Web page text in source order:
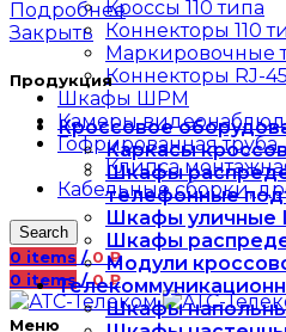
Кроссы 110 типа
Коннекторы 110
Маркировочные
Коннекторы RJ-45
Шкафы ШРМ
Камеры
Гофрированная труба
Клипса
Кабельные сборки,
Search
0 items / 0₽
0 items / 0₽
Меню
Подробнее
Закрыть
Продукция
Кроссовое
Каркасы
Шкафы
телефонные
Шкафы уличные
Шкафы
Модули
Шкафы